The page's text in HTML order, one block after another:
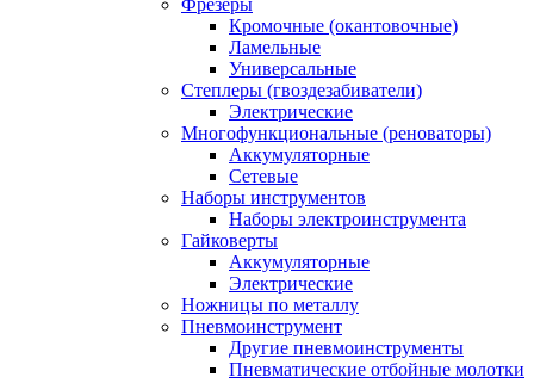
Фрезеры
Кромочные (окантовочные)
Ламельные
Универсальные
Степлеры (гвоздезабиватели)
Электрические
Многофункциональные (реноваторы)
Аккумуляторные
Сетевые
Наборы инструментов
Наборы электроинструмента
Гайковерты
Аккумуляторные
Электрические
Ножницы по металлу
Пневмоинструмент
Другие пневмоинструменты
Пневматические отбойные молотки